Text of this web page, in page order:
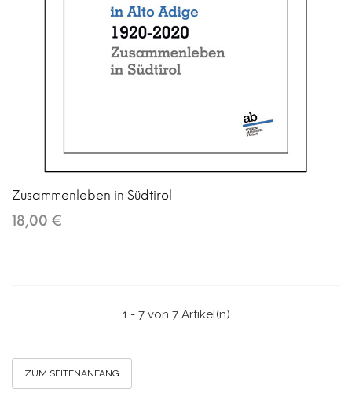
Zusammenleben in Südtirol
18,00 €
1 - 7 von 7 Artikel(n)
ZUM SEITENANFANG